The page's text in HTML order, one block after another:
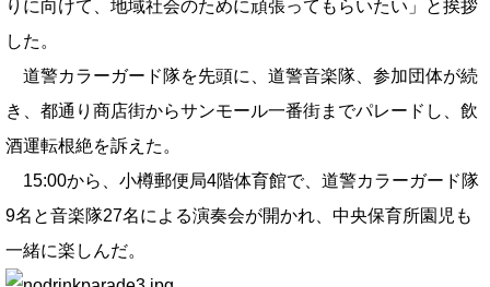
りに向けて、地域社会のために頑張ってもらいたい」と挨拶
した。
道警カラーガード隊を先頭に、道警音楽隊、参加団体が続
き、都通り商店街からサンモール一番街までパレードし、飲
酒運転根絶を訴えた。
15:00から、小樽郵便局4階体育館で、道警カラーガード隊
9名と音楽隊27名による演奏会が開かれ、中央保育所園児も
一緒に楽しんだ。